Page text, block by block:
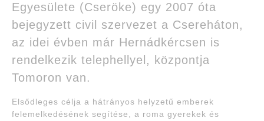
Egyesülete (Cseröke) egy 2007 óta
bejegyzett civil szervezet a Csereháton,
az idei évben már Hernádkércsen is
rendelkezik telephellyel, központja
Tomoron van.
Elsődleges célja a hátrányos helyzetű emberek
felemelkedésének segítése, a roma gyerekek és